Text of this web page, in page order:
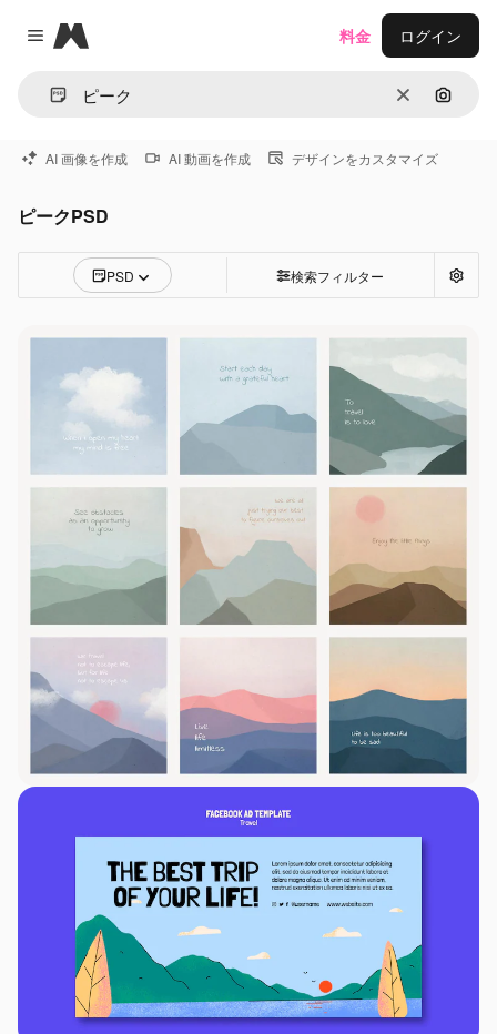
Close menu
Magnific
消去 画像で
料金 ログイン
AI 画像を作成 AI 動画を作成 デザインをカスタマイズ
ピークPSD
PSD 検索フィルター